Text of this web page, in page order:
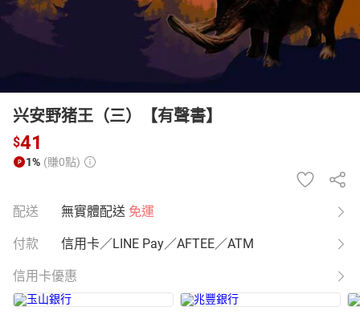
兴安野猪王（三）【有聲書】
$41
1% (賺0點)
配送 無實體配送 免運
付款 信用卡／LINE Pay／AFTEE／ATM
信用卡優惠